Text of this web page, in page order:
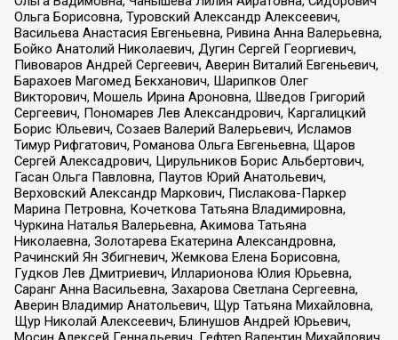
Ольга Борисовна, Туровский Александр Алексеевич,
Васильева Анастасия Евгеньевна, Ривина Анна Валерьевна,
Бойко Анатолий Николаевич, Дугин Сергей Георгиевич,
Пивоваров Андрей Сергеевич, Аверин Виталий Евгеньевич,
Барахоев Магомед Бекханович, Шарипков Олег
Викторович, Мошель Ирина Ароновна, Шведов Григорий
Сергеевич, Пономарев Лев Александрович, Каргалицкий
Борис Юльевич, Созаев Валерий Валерьевич, Исламов
Тимур Рифгатович, Романова Ольга Евгеньевна, Щаров
Сергей Алексадрович, Цирульников Борис Альбертович,
Гасан Ольга Павловна, Паутов Юрий Анатольевич,
Верховский Александр Маркович, Пислакова-Паркер
Марина Петровна, Кочеткова Татьяна Владимировна,
Чуркина Наталья Валерьевна, Акимова Татьяна
Николаевна, Золотарева Екатерина Александровна,
Рачинский Ян Збигневич, Жемкова Елена Борисовна,
Гудков Лев Дмитриевич, Илларионова Юлия Юрьевна,
Саранг Анна Васильевна, Захарова Светлана Сергеевна,
Аверин Владимир Анатольевич, Щур Татьяна Михайловна,
Щур Николай Алексеевич, Блинушов Андрей Юрьевич,